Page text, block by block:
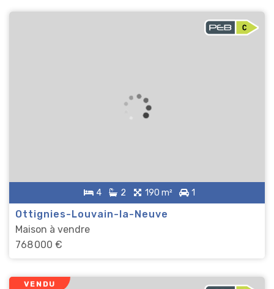
4 2 190 m² 1
Ottignies-Louvain-la-Neuve
Maison à vendre
768 000 €
VENDU